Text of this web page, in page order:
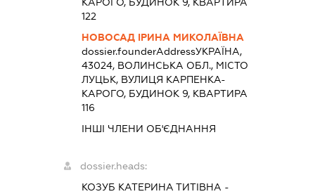
122
НОВОСАД ІРИНА МИКОЛАЇВНА
dossier.founderAddressУКРАЇНА,
43024, ВОЛИНСЬКА ОБЛ., МІСТО
ЛУЦЬК, ВУЛИЦЯ КАРПЕНКА-
КАРОГО, БУДИНОК 9, КВАРТИРА
116
ІНШІ ЧЛЕНИ ОБ'ЄДНАННЯ
dossier.heads:
КОЗУБ КАТЕРИНА ТИТІВНА -